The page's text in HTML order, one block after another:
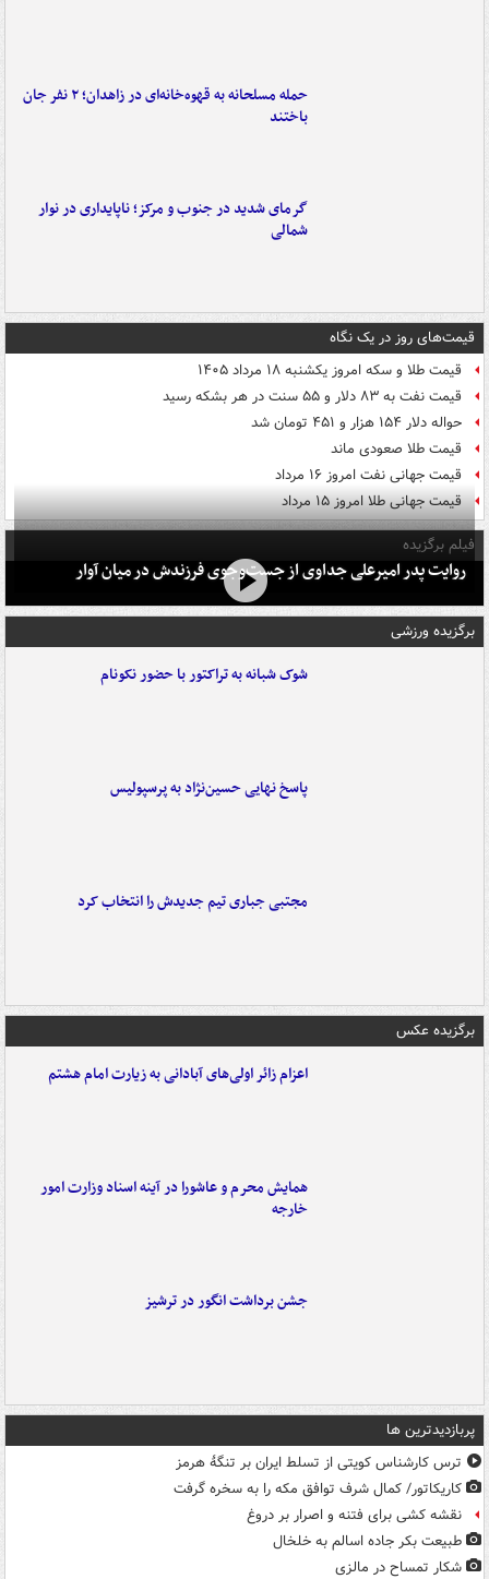
حمله مسلحانه به قهوه‌خانه‌ای در زاهدان؛ ۲ نفر جان
باختند
گرمای شدید در جنوب و مرکز؛ ناپایداری در نوار
شمالی
قیمت‌های روز در یک نگاه
قیمت طلا و سکه امروز یکشنبه ۱۸ مرداد ۱۴۰۵
قیمت نفت به ۸۳ دلار و ۵۵ سنت در هر بشکه رسید
حواله دلار ۱۵۴ هزار و ۴۵۱ تومان شد
قیمت طلا صعودی ماند
قیمت جهانی نفت امروز ۱۶ مرداد
قیمت جهانی طلا امروز ۱۵ مرداد
فیلم برگزیده
روایت پدر امیرعلی جداوی از جست‌وجوی فرزندش در میان آوار
برگزیده ورزشی
شوک شبانه به تراکتور با حضور نکونام
پاسخ نهایی حسین‌نژاد به پرسپولیس
مجتبی جباری تیم جدیدش را انتخاب کرد
برگزیده عکس
اعزام زائر اولی‌های آبادانی به زیارت امام هشتم
همایش محرم و عاشورا در آینه اسناد وزارت امور
خارجه
جشن برداشت انگور در ترشیز
پربازدیدترین ها
ترس کارشناس کویتی از تسلط ایران بر تنگۀ هرمز
کاریکاتور/ کمال شرف توافق مکه را به سخره گرفت
نقشه کشی برای فتنه و اصرار بر دروغ
طبیعت بکر جاده اسالم به خلخال
شکار تمساح در مالزی